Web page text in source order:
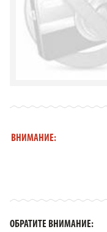
ВНИМАНИЕ:
ОБРАТИТЕ ВНИМАНИЕ: